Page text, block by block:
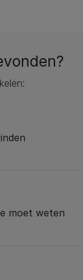
moet weten